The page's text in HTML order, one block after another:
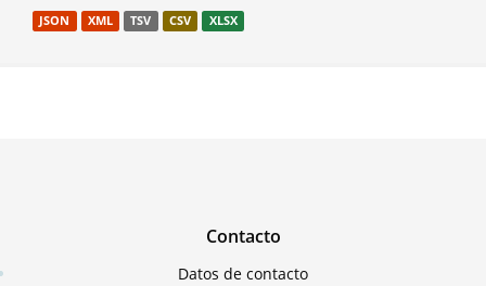
JSON XML TSV CSV XLSX
Contacto
Datos de contacto